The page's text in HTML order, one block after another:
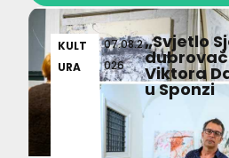
KULT
URA
07.08.2
026
„Svjetlo
Viktora
u Sponzi